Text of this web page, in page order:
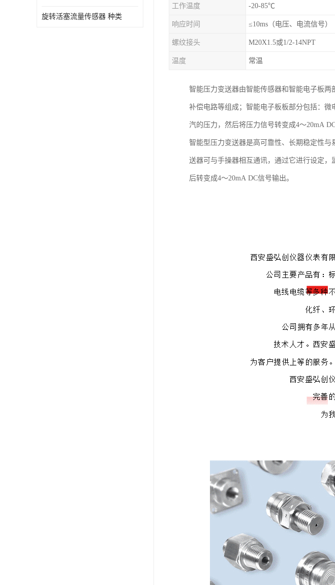
旋转活塞流量传感器 种类
工作温度 -20-85℃
响应时间 ≤10ms（电压、电流信号）
螺纹接头 M20X1.5或1/2-14NPT
温度 常温
智能压力变送器由智能传感器和智能电子板
补偿电路等组成；智能电子板板部分包括：
汽的压力，然后将压力信号转变成4～20mA
智能型压力变送器是高可靠性、长期稳定性
送器可与手操器相互通讯，通过它进行设定
后转变成4～20mA DC信号输出。